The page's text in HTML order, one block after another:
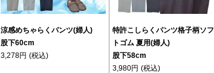
涼感めちゃらくパンツ(婦人)
股下60cm
3,278円 (税込)
特許こしらくパンツ格子柄ソフ
トゴム 夏用(婦人)
股下58cm
3,980円 (税込)